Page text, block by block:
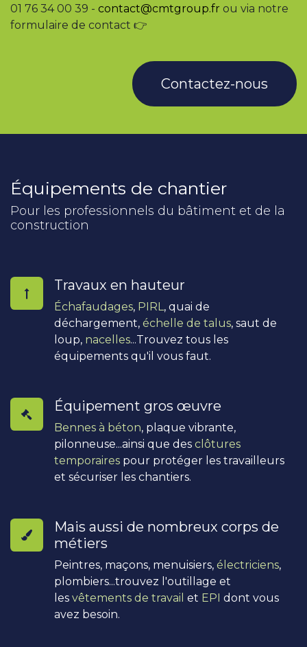
01 76 34 00 39 - contact@cmtgroup.fr ou via notre
formulaire de contact 👉
Contactez-nous
Équipements de chantier
Pour les professionnels du bâtiment et de la
construction
Travaux en hauteur
Échafaudages, PIRL, quai de
déchargement, échelle de talus, saut de
loup, nacelles...Trouvez tous les
équipements qu'il vous faut.
Équipement gros œuvre
Bennes à béton, plaque vibrante,
pilonneuse...ainsi que des clôtures
temporaires pour protéger les travailleurs
et sécuriser les chantiers.
Mais aussi de nombreux corps de
métiers
Peintres, maçons, menuisiers, électriciens,
plombiers...trouvez l'outillage et
les vêtements de travail et EPI dont vous
avez besoin.